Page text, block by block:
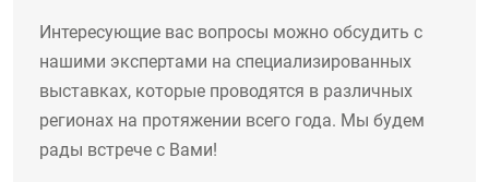
Интересующие вас вопросы можно обсудить с
нашими экспертами на специализированных
выставках, которые проводятся в различных
регионах на протяжении всего года. Мы будем
рады встрече с Вами!